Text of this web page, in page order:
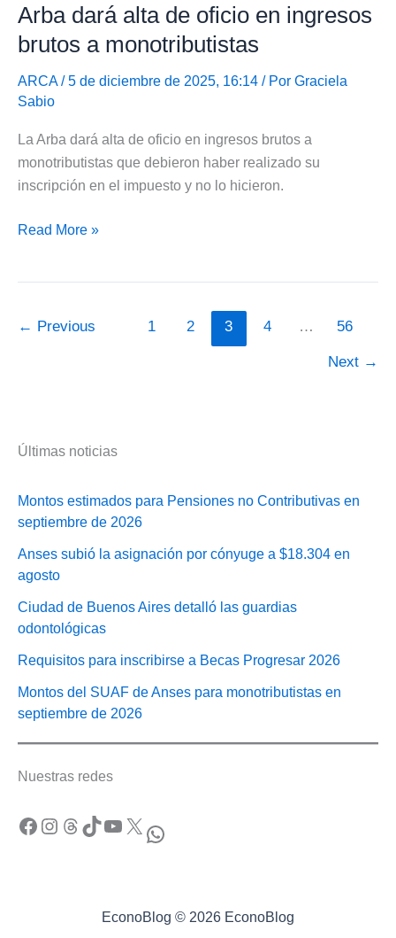
las
cuotas
del
Monotributo
Unificado
2026
Arba dará alta de oficio en ingresos
brutos a monotributistas
ARCA/ 5 de diciembre de 2025, 16:14 / Por Graciela
Sabio
La Arba dará alta de oficio en ingresos brutos a
monotributistas que debieron haber realizado su
inscripción en el impuesto y no lo hicieron.
Arba
oficio
Read More »
← Previous 1 2 3 4 … 56
Next →
Últimas noticias
Montos estimados para Pensiones no Contributivas en
septiembre de 2026
Anses subió la asignación por cónyuge a $18.304 en
agosto
Ciudad de Buenos Aires detalló las guardias
odontológicas
Requisitos para inscribirse a Becas Progresar 2026
Montos del SUAF de Anses para monotributistas en
septiembre de 2026
Nuestras redes
Facebook Instagram Threads TikTok YouTube X WhatsApp
EconoBlog © 2026 EconoBlog